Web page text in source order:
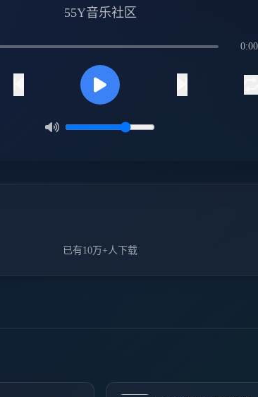
55Y音乐社区
0:00
已有10万+人下载